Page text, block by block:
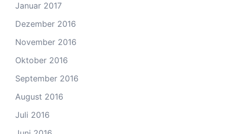
Januar 2017
Dezember 2016
November 2016
Oktober 2016
September 2016
August 2016
Juli 2016